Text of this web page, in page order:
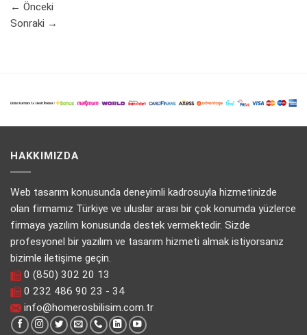
← Önceki
Sonraki →
HAKKIMIZDA
Web tasarım konusunda deneyimli kadrosuyla hizmetinizde
olan firmamız Türkiye ve uluslar arası bir çok konumda yüzlerce
firmaya yazılım konusunda destek vermektedir. Sizde
profesyonel bir yazılım ve tasarım hizmeti almak istiyorsanız
bizimle iletişime geçin.
0 (850) 302 20 13
0 232 486 90 23 - 34
info@homerosbilisim.com.tr